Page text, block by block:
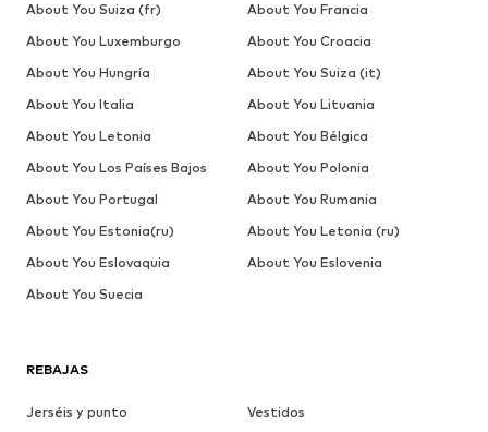
REBAJAS
Jerséis y punto
Vestidos
About You Suiza (fr)
About You Francia
About You Luxemburgo
About You Croacia
About You Hungría
About You Suiza (it)
About You Italia
About You Lituania
About You Letonia
About You Bélgica
About You Los Países Bajos
About You Polonia
About You Portugal
About You Rumania
About You Estonia(ru)
About You Letonia (ru)
About You Eslovaquia
About You Eslovenia
About You Suecia